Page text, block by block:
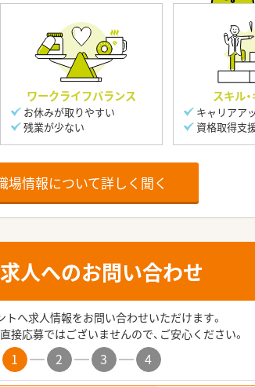
ワークライフバランス
お休みが取りやすい
残業が少ない
スキル
キャリアア
資格取得支
場情報について詳しく聞く
人へのお問い合わせ
トへ求人情報をお問い合わせいただけます。
接応募ではございませんので、ご安心ください。
1 2 3 4